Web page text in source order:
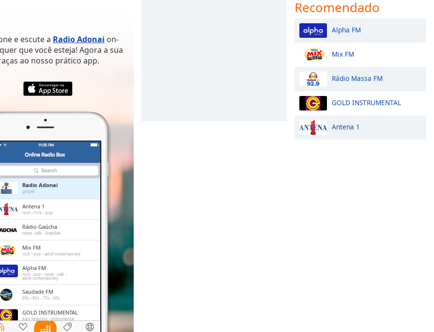
e escute a Radio Adonai on-
que você esteja! Agora a sua
ao nosso prático app.
Radio Adonai
gospel
Antena 1
rock r'n'b pop
Rádio Gaúcha
news talk brazilian
Mix FM
rock pop adult contemporary
Alpha FM
rock pop news talk
adult contemporary
Saudade FM
90s 80s 70s 60s
GOLD INSTRUMENTAL
easy listening instrumental
Recomendado
Alpha FM
Mix FM
Rádio Massa FM
GOLD INSTRUMENTAL
Antena 1